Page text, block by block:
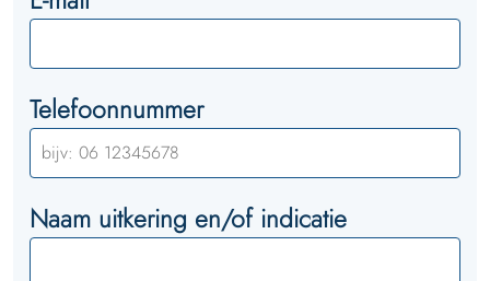
Telefoonnummer
Naam uitkering en/of indicatie